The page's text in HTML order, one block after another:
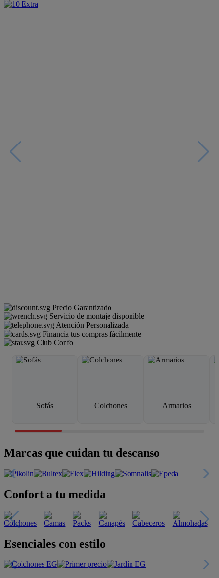
Precio Garantizado
Servicio de montaje disponible
Atención Personalizada
Financia tus compras fácilmente
Club Confo
Sofás Colchones Armarios
Marcas que cuidan tu descanso
Confort a tu medida
Esenciales con estilo